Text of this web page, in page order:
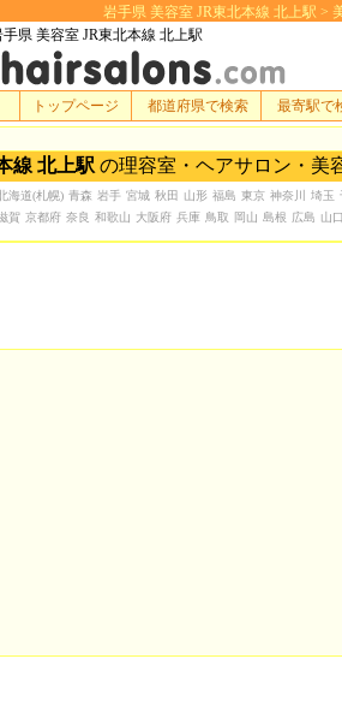
岩手県 美容室 JR東北本線 北上駅 >
県 美容室 JR東北本線 北上駅
線 北上駅 の理容室・ヘアサロン・美
海道(札幌) 青森 岩手 宮城 秋田 山形 福島 東京 神奈川 埼玉
賀 京都府 奈良 和歌山 大阪府 兵庫 鳥取 岡山 島根 広島 山
トップページ 都道府県で検索 最寄駅で